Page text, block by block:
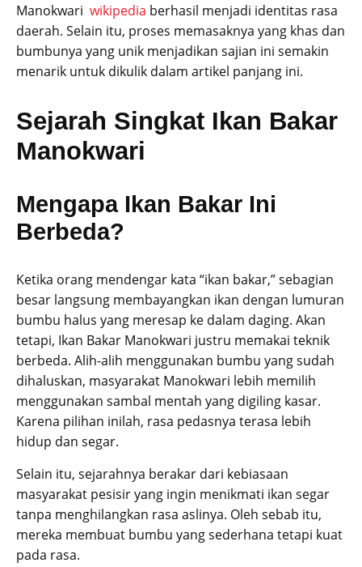
Manokwari wikipedia berhasil menjadi identitas rasa
daerah. Selain itu, proses memasaknya yang khas dan
bumbunya yang unik menjadikan sajian ini semakin
menarik untuk dikulik dalam artikel panjang ini.
Sejarah Singkat Ikan Bakar
Manokwari
Mengapa Ikan Bakar Ini
Berbeda?
Ketika orang mendengar kata “ikan bakar,” sebagian
besar langsung membayangkan ikan dengan lumuran
bumbu halus yang meresap ke dalam daging. Akan
tetapi, Ikan Bakar Manokwari justru memakai teknik
berbeda. Alih-alih menggunakan bumbu yang sudah
dihaluskan, masyarakat Manokwari lebih memilih
menggunakan sambal mentah yang digiling kasar.
Karena pilihan inilah, rasa pedasnya terasa lebih
hidup dan segar.
Selain itu, sejarahnya berakar dari kebiasaan
masyarakat pesisir yang ingin menikmati ikan segar
tanpa menghilangkan rasa aslinya. Oleh sebab itu,
mereka membuat bumbu yang sederhana tetapi kuat
pada rasa.